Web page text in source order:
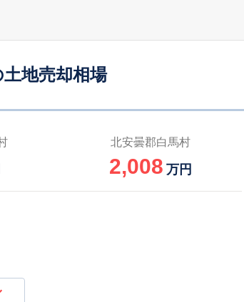
地売却相場
北安曇郡白馬村
2,008 万円